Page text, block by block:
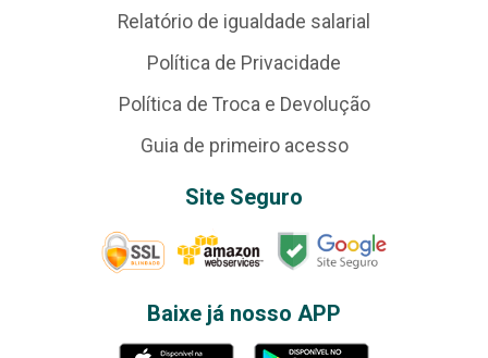
Relatório de igualdade salarial
Política de Privacidade
Política de Troca e Devolução
Guia de primeiro acesso
Site Seguro
Baixe já nosso APP